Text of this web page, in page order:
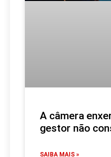
A câmera
gestor não
SAIBA MAIS »